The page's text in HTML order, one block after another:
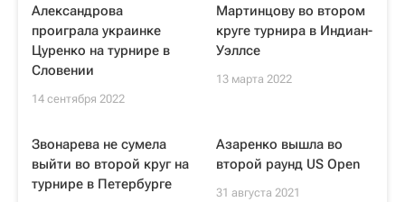
Александрова
проиграла украинке
Цуренко на турнире в
Словении
14 сентября 2022
Мартинцову во втором
круге турнира в Индиан-
Уэллсе
13 марта 2022
Звонарева не сумела
выйти во второй круг на
турнире в Петербурге
Азаренко вышла во
второй раунд US Open
31 августа 2021